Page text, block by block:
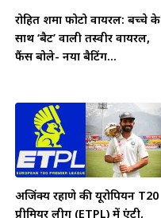
रोहित शर्मा फोटो वायरल: बच्चे के
साथ ‘बैट’ वाली तस्वीर वायरल,
फैंस बोले- नया बैटिंग...
अजिंक्य रहाणे की यूरोपियन T20
प्रीमियर लीग (ETPL) में एंट्री,